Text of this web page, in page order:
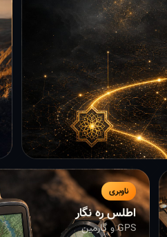
ناوبری
اطلس ره نگار
GPS و گارمین